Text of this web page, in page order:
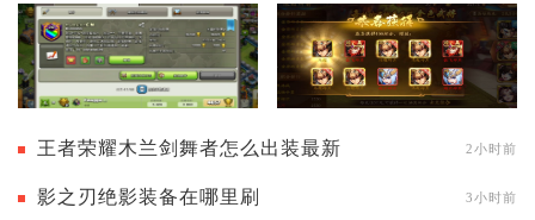
王者荣耀木兰剑舞者怎么出装最新 2小时前
影之刃绝影装备在哪里刷 3小时前